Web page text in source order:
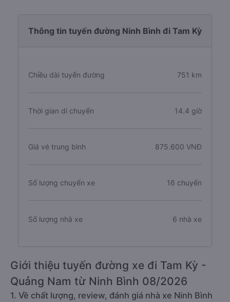
Thông tin tuyến đường Ninh Bình đi Tam Kỳ
Chiều dài tuyến đường 751 km
Thời gian di chuyển 14.4 giờ
Giá vé trung bình 875.600 VNĐ
Số lượng chuyến xe 16 chuyến
Số lượng nhà xe 6 nhà xe
Giới thiệu tuyến đường xe đi Tam Kỳ -
Quảng Nam từ Ninh Bình 08/2026
1. Về chất lượng, review, đánh giá nhà xe Ninh Bình